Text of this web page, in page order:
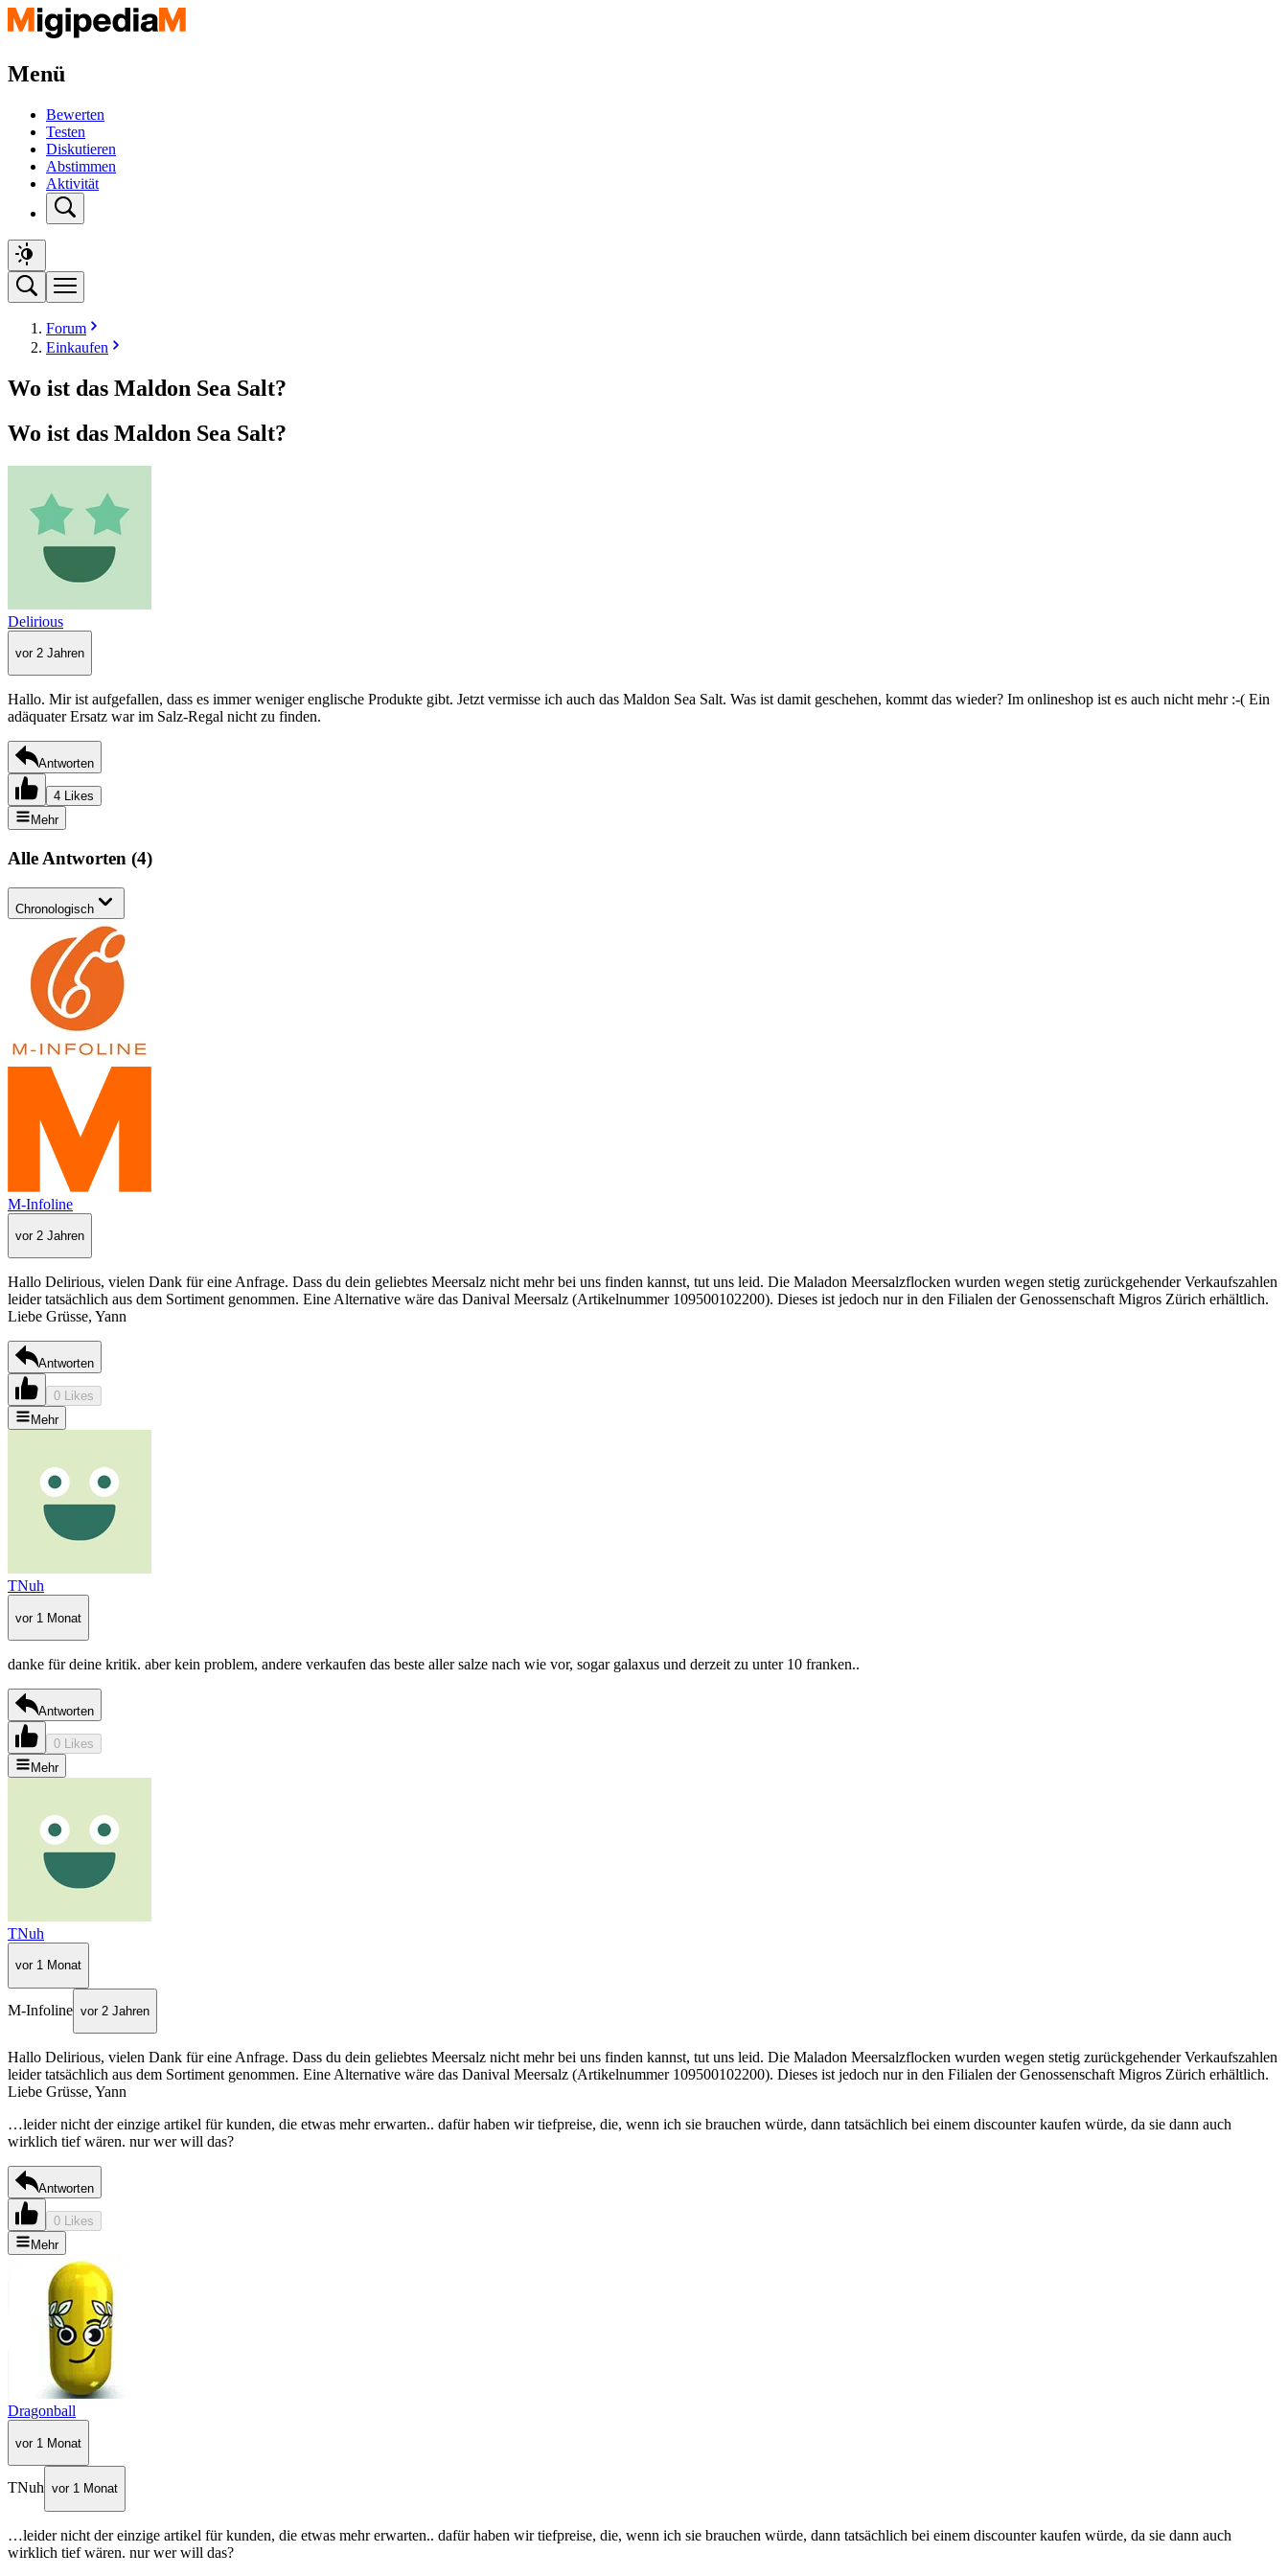
Menü
Bewerten
Testen
Diskutieren
Abstimmen
Aktivität
Forum
Einkaufen
Wo ist das Maldon Sea Salt?
Wo ist das Maldon Sea Salt?
Delirious
vor 2 Jahren
Hallo. Mir ist aufgefallen, dass es immer weniger englische Produkte gibt. Jetzt vermisse ich auch das Maldon Sea Salt. Was ist damit geschehen, kommt das wieder? Im onlineshop ist es auch nicht mehr :-( Ein
adäquater Ersatz war im Salz-Regal nicht zu finden.
Antworten
4 Likes
Mehr
Alle Antworten (4)
Chronologisch
M-Infoline
vor 2 Jahren
Hallo Delirious, vielen Dank für eine Anfrage. Dass du dein geliebtes Meersalz nicht mehr bei uns finden kannst, tut uns leid. Die Maladon Meersalzflocken wurden wegen stetig zurückgehender Verkaufszahlen
leider tatsächlich aus dem Sortiment genommen. Eine Alternative wäre das Danival Meersalz (Artikelnummer 109500102200). Dieses ist jedoch nur in den Filialen der Genossenschaft Migros Zürich erhältlich.
Liebe Grüsse, Yann
Antworten
0 Likes
Mehr
TNuh
vor 1 Monat
danke für deine kritik. aber kein problem, andere verkaufen das beste aller salze nach wie vor, sogar galaxus und derzeit zu unter 10 franken..
Antworten
0 Likes
Mehr
TNuh
vor 1 Monat
M-Infoline vor 2 Jahren
Hallo Delirious, vielen Dank für eine Anfrage. Dass du dein geliebtes Meersalz nicht mehr bei uns finden kannst, tut uns leid. Die Maladon Meersalzflocken wurden wegen stetig zurückgehender Verkaufszahlen
leider tatsächlich aus dem Sortiment genommen. Eine Alternative wäre das Danival Meersalz (Artikelnummer 109500102200). Dieses ist jedoch nur in den Filialen der Genossenschaft Migros Zürich erhältlich.
Liebe Grüsse, Yann
…leider nicht der einzige artikel für kunden, die etwas mehr erwarten.. dafür haben wir tiefpreise, die, wenn ich sie brauchen würde, dann tatsächlich bei einem discounter kaufen würde, da sie dann auch
wirklich tief wären. nur wer will das?
Antworten
0 Likes
Mehr
Dragonball
vor 1 Monat
TNuh vor 1 Monat
…leider nicht der einzige artikel für kunden, die etwas mehr erwarten.. dafür haben wir tiefpreise, die, wenn ich sie brauchen würde, dann tatsächlich bei einem discounter kaufen würde, da sie dann auch
wirklich tief wären. nur wer will das?